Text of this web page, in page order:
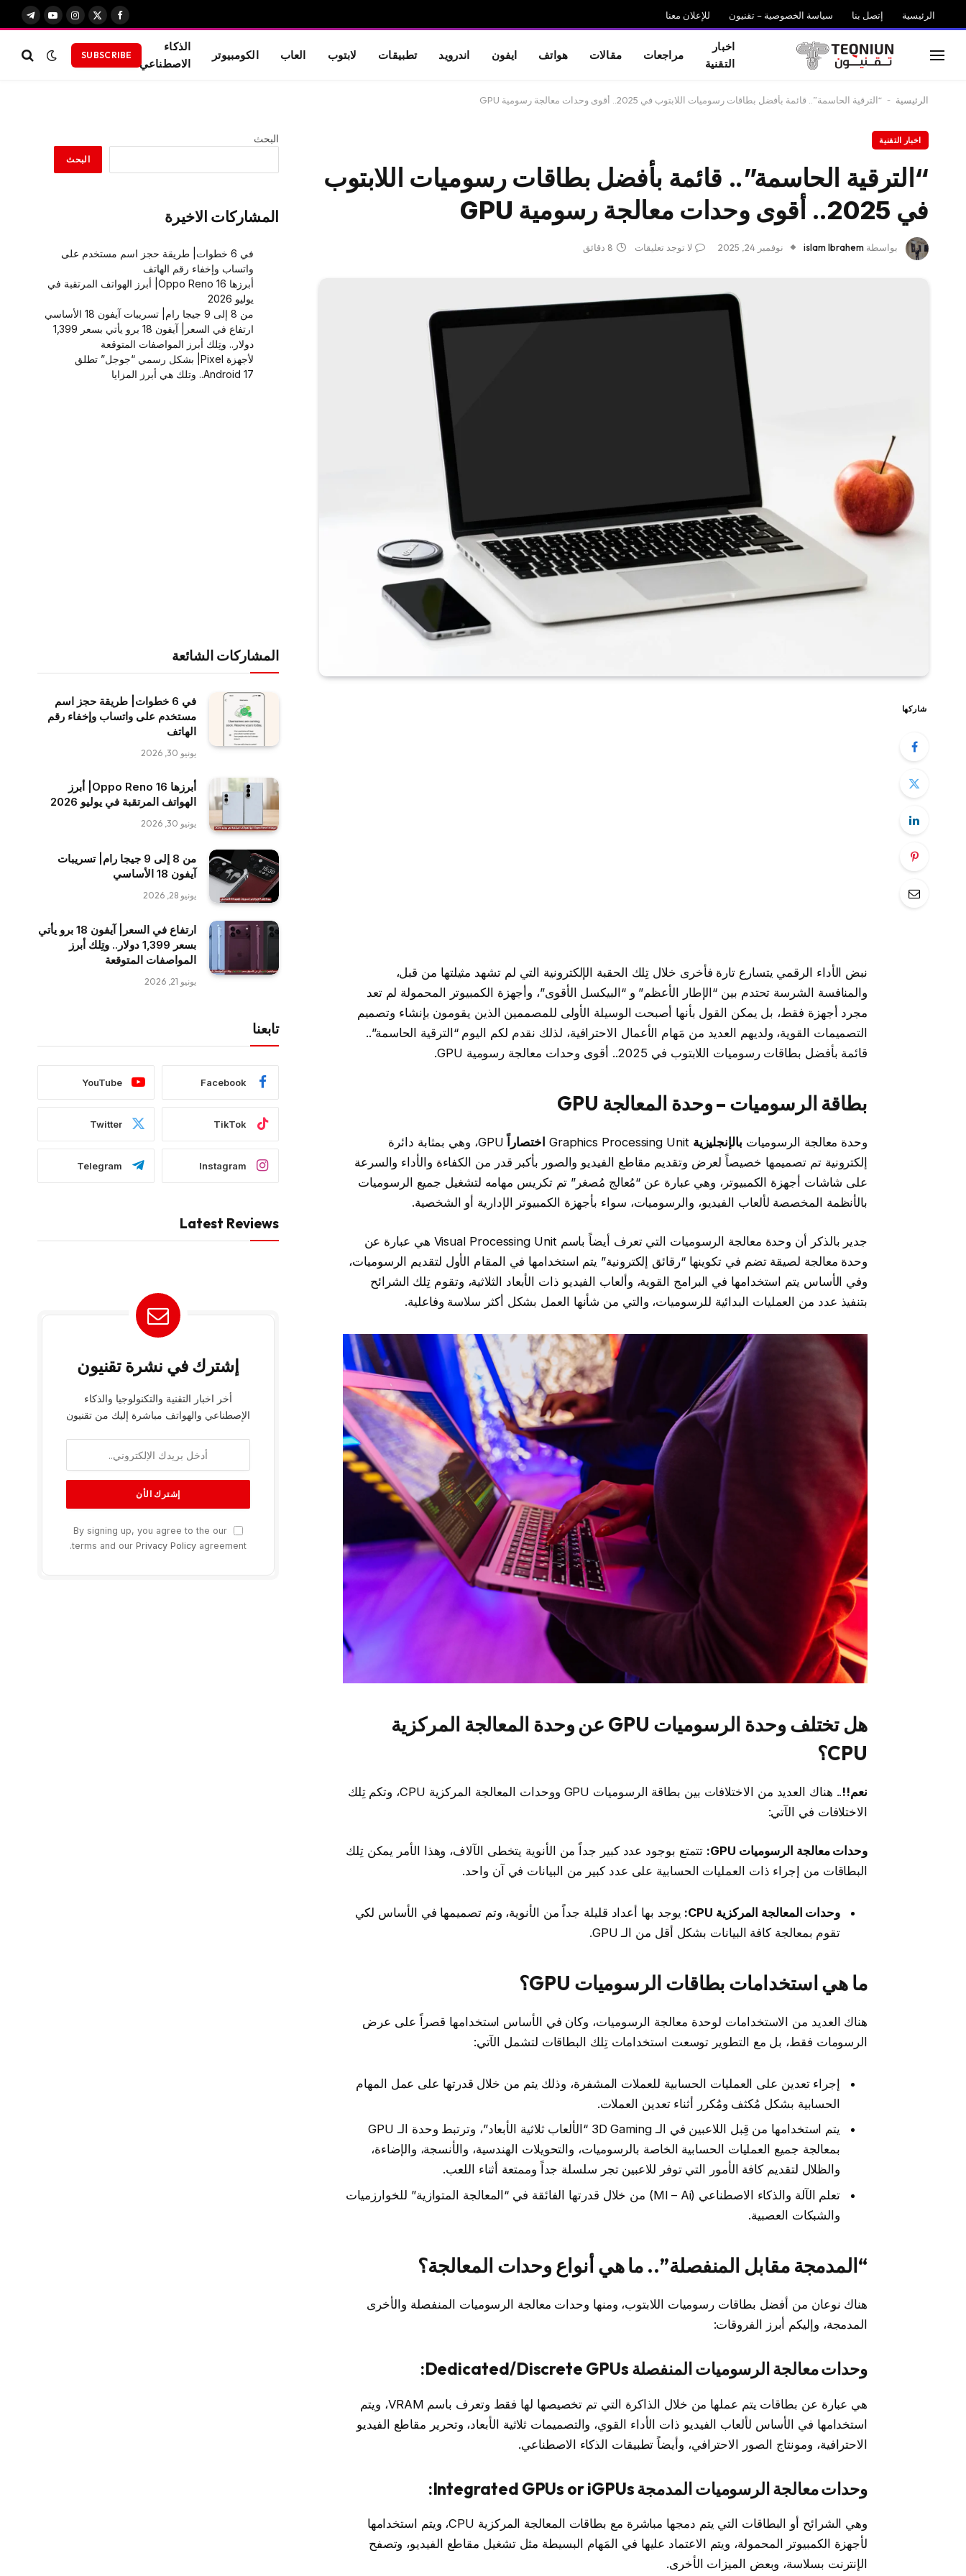
الرئيسية إتصل بنا سياسة الخصوصية – تقنيون للإعلان معنا
فيسبوك
X
الانستغرام
يوتيوبتيلقرام
اخبار
التقنية
مراجعات مقالات هواتف ايفون اندرويد تطبيقات لابتوب العاب الكومبيوتر
الذكاء
الاصطناعي
SUBSCRIBE
الرئيسية - “الترقية الحاسمة”.. قائمة بأفضل بطاقات رسوميات اللابتوب في 2025.. أقوى وحدات معالجة رسومية GPU
اخبار التقنية
“الترقية الحاسمة”.. قائمة بأفضل بطاقات رسوميات اللابتوب
في 2025.. أقوى وحدات معالجة رسومية GPU
بواسطة islam Ibrahem نوفمبر 24, 2025 لا توجد تعليقات 8 دقائق
شاركها
نبض الأداء الرقمي يتسارع تارة فأخرى خلال تِلك الحقبة الإلكترونية التي لم تشهد مثيلتها من قبل،
والمنافسة الشرسة تحتدم بين “الإطار الأعظم” و “البيكسل الأقوى”، وأجهزة الكمبيوتر المحمولة لم تعد
مجرد أجهزة فقط، بل يمكن القول بأنها أصبحت الوسيلة الأولى للمصممين الذين يقومون بإنشاء وتصميم
التصميمات القوية، ولديهم العديد من مَهام الأعمال الاحترافية، لذلك نقدم لكم اليوم “الترقية الحاسمة”..
قائمة بأفضل بطاقات رسوميات اللابتوب في 2025.. أقوى وحدات معالجة رسومية GPU.
بطاقة الرسوميات – وحدة المعالجة GPU
وحدة معالجة الرسوميات بالإنجليزية Graphics Processing Unit اختصاراً
GPU، وهي بمثابة دائرة
إلكترونية تم تصميمها خصيصاً لعرض وتقديم مقاطع الفيديو والصور بأكبر قدر من الكفاءة والأداء والسرعة
على شاشات أجهزة الكمبيوتر، وهي عبارة عن “مُعالج مُصغر” تم تكريس مهامه لتشغيل جميع الرسوميات
بالأنظمة المخصصة لألعاب الفيديو، والرسوميات، سواء بأجهزة الكمبيوتر الإدارية أو الشخصية.
جدير بالذكر أن وحدة معالجة الرسوميات التي تعرف أيضاً باسم Visual Processing Unit هي عبارة عن
وحدة معالجة لصيقة تضم في تكوينها “رقائق إلكترونية” يتم استخدامها في المقام الأول لتقديم الرسوميات،
وفي الأساس يتم استخدامها في البرامج القوية، وألعاب الفيديو ذات الأبعاد الثلاثية، وتقوم تِلك الشرائح
بتنفيذ عدد من العمليات البدائية للرسوميات، والتي من شأنها العمل بشكل أكثر سلاسة وفاعلية.
هل تختلف وحدة الرسوميات GPU عن وحدة المعالجة المركزية
CPU؟
نعم!!
.. هناك العديد من الاختلافات بين بطاقة الرسوميات GPU ووحدات المعالجة المركزية CPU، وتكم تِلك
الاختلافات في الآتي:
وحدات معالجة الرسوميات GPU:
تتمتع بوجود عدد كبير جداً من الأنوية يتخطى الآلاف، وهذا الأمر يمكن تِلك
البطاقات من إجراء ذات العمليات الحسابية على عدد كبير من البيانات في آن واحد.
وحدات المعالجة المركزية CPU:
يوجد بها أعداد قليلة جداً من الأنوية، وتم تصميمها في الأساس لكي
تقوم بمعالجة كافة البيانات بشكل أقل من الـ GPU.
ما هي استخدامات بطاقات الرسوميات GPU؟
هناك العديد من الاستخدامات لوحدة معالجة الرسوميات، وكان في الأساس استخدامها قصراً على عرض
الرسومات فقط، بل مع التطوير توسعت استخدامات تِلك البطاقات لتشمل الآتي:
إجراء تعدين على العمليات الحسابية للعملات المشفرة، وذلك يتم من خلال قدرتها على عمل المهام
الحسابية بشكل مُكثف ومُكرر أثناء تعدين العملات.
يتم استخدامها من قِبل اللاعبين في الـ 3D Gaming “الألعاب ثلاثية الأبعاد”، وترتبط وحدة الـ GPU
بمعالجة جميع العمليات الحسابية الخاصة بالرسوميات، والتحويلات الهندسية، والأنسجة، والإضاءة،
والظلال لتقديم كافة الأمور التي توفر للاعبين تجر سلسلة جداً وممتعة أثناء اللعب.
تعلم الآلة والذكاء الاصطناعي (Ml – Ai) من خلال قدرتها الفائقة في “المعالجة المتوازية” للخوارزميات
والشبكات العصبية.
“المدمجة مقابل المنفصلة”.. ما هي أنواع وحدات المعالجة؟
هناك نوعان من أفضل بطاقات رسوميات اللابتوب، ومنها وحدات معالجة الرسوميات المنفصلة والأخرى
المدمجة، وإليكم أبرز الفروقات:
وحدات معالجة الرسوميات المنفصلة Dedicated/Discrete GPUs:
هي عبارة عن بطاقات يتم عملها من خلال الذاكرة التي تم تخصيصها لها فقط وتعرف باسم VRAM، ويتم
استخدامها في الأساس لألعاب الفيديو ذات الأداء القوي، والتصميمات ثلاثية الأبعاد، وتحرير مقاطع الفيديو
الاحترافية، ومونتاج الصور الاحترافي، وأيضاً تطبيقات الذكاء الاصطناعي.
وحدات معالجة الرسوميات المدمجة Integrated GPUs or iGPUs:
وهي الشرائح أو البطاقات التي يتم دمجها مباشرة مع بطاقات المعالجة المركزية CPU، ويتم استخدامها
لأجهزة الكمبيوتر المحمولة، ويتم الاعتماد عليها في المَهام البسيطة مثل تشغيل مقاطع الفيديو، وتصفح
الإنترنت بسلاسة، وبعض الميزات الأخرى.
البحث
البحث
المشاركات الاخيرة
في 6 خطوات| طريقة حجز اسم مستخدم على
واتساب وإخفاء رقم الهاتف
أبرزها Oppo Reno 16| أبرز الهواتف المرتقبة في
يوليو 2026
من 8 إلى 9 جيجا رام| تسريبات آيفون 18 الأساسي
ارتفاع في السعر| آيفون 18 برو يأتي بسعر 1,399
دولار.. وتِلك أبرز المواصفات المتوقعة
لأجهزة Pixel| بشكل رسمي “جوجل” تطلق
Android 17.. وتلك هي أبرز المزايا
المشاركات الشائعة
في 6 خطوات| طريقة حجز اسم
مستخدم على واتساب وإخفاء رقم
الهاتف
يونيو 30, 2026
أبرزها Oppo Reno 16| أبرز
الهواتف المرتقبة في يوليو 2026
يونيو 30, 2026
من 8 إلى 9 جيجا رام| تسريبات
آيفون 18 الأساسي
يونيو 28, 2026
ارتفاع في السعر| آيفون 18 برو يأتي
بسعر 1,399 دولار.. وتِلك أبرز
المواصفات المتوقعة
يونيو 21, 2026
تابعنا
Facebook
YouTube
TikTok
Twitter
Instagram
Telegram
Latest Reviews
إشترك في نشرة تقنيون
أخر اخبار التقنية والتكنولوجيا والذكاء
الإصطناعي والهواتف مباشرة إليك من تقنيون
By signing up, you agree to the our
terms and our Privacy Policy agreement.